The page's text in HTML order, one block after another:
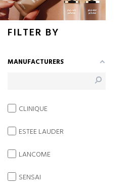
FILTER BY
MANUFACTURERS
CLINIQUE
ESTEE LAUDER
LANCOME
SENSAI